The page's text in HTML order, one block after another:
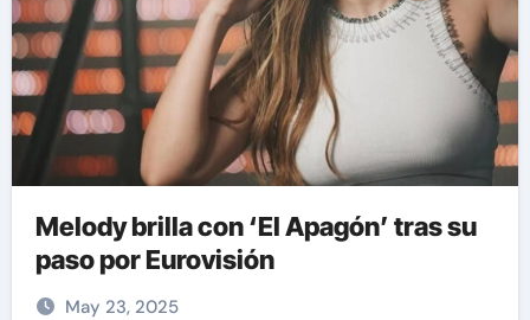
Melody brilla con ‘El Apagón’ tras su
paso por Eurovisión
May 23, 2025